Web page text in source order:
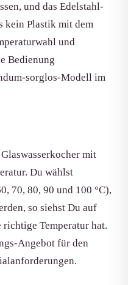
und das Edelstahl-
kein Plastik mit dem
und
Bedienung
sorglos-Modell im
mit
Du wählst
70, 80, 90 und 100 °C),
so siehst Du auf
Temperatur hat.
Angebot für den